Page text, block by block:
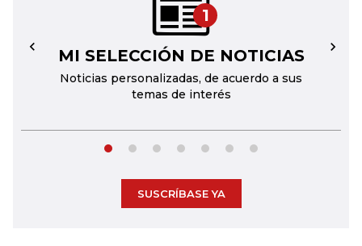
1
MI SELECCIÓN DE NOTICIAS
Noticias personalizadas, de acuerdo a sus
temas de interés
← →
SUSCRÍBASE YA